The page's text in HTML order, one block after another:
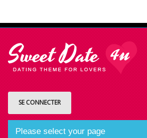
SE CONNECTER
Please select your page